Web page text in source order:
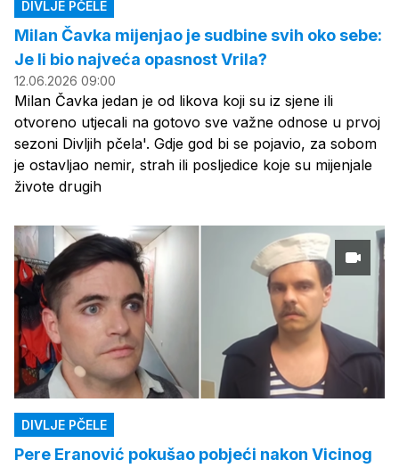
DIVLJE PČELE
Milan Čavka mijenjao je sudbine svih oko sebe:
Je li bio najveća opasnost Vrila?
12.06.2026 09:00
Milan Čavka jedan je od likova koji su iz sjene ili
otvoreno utjecali na gotovo sve važne odnose u prvoj
sezoni Divljih pčela'. Gdje god bi se pojavio, za sobom
je ostavljao nemir, strah ili posljedice koje su mijenjale
živote drugih
DIVLJE PČELE
Pere Eranović pokušao pobjeći nakon Vicinog